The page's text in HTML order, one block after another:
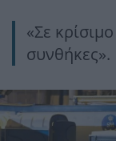
«Σε
συνθήκες».